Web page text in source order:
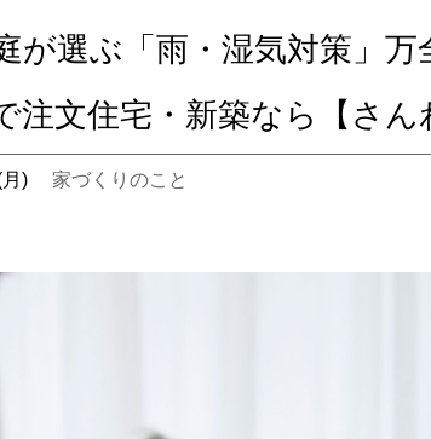
が選ぶ「雨・湿気対策」万
文住宅・新築なら【さん
) 家づくりのこと